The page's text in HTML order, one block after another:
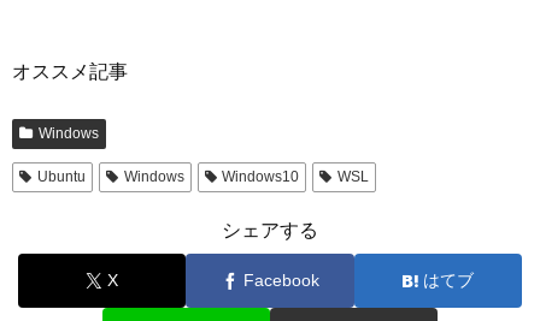
オススメ記事
Windows
Ubuntu Windows Windows10 WSL
シェアする
X Facebook はてブ